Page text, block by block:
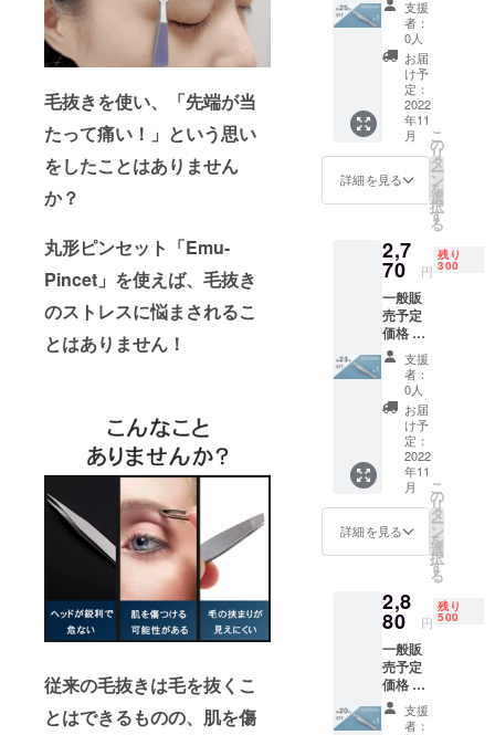
毛抜きを使い、「先端が当
たって痛い！」という思い
をしたことはありません
か？
丸形ピンセット「Emu-
Pincet」を使えば、毛抜き
のストレスに悩まされるこ
とはありません！
従来の毛抜きは毛を抜くこ
とはできるものの、肌を傷
込の価
格とな
りま
す。 ※
ご注文
状況、
使用部
材の供
給状
況、製
より出
荷時期
が遅れ
る場合
があり
ます。
3,600
円 (税
込) の
約 25%
OFF →
2,700円
(税込)
〈１
セット
の詳
細〉 丸
形ピン
「Emu-
Pincet
」 x1 収
納ケー
ス x1 ※
送料
込・税
込の価
格とな
りま
す。 ※
ご注文
状況、
使用部
材の供
給状
況、製
より出
荷時期
が遅れ
る場合
があり
ます。
支援
者：
0人
お届
け予
定：
2022
年11
月
詳細を見る
こ
の
リ
タ
ー
ン
を
選
択
す
る
2,7
70 円
残り
300
一般販
売予定
価格 １
個
3,600
円 (税
込) の
約 23%
OFF →
2,770円
(税込)
〈１
セット
の詳
細〉 丸
形ピン
「Emu-
Pincet
」 x1 収
納ケー
ス x1 ※
送料
込・税
込の価
支援
者：
0人
お届
け予
定：
2022
年11
月
詳細を見る
こ
の
リ
タ
ー
ン
を
選
択
す
る
2,8
80 円
残り
500
一般販
売予定
価格 １
個
3,600支援
者：